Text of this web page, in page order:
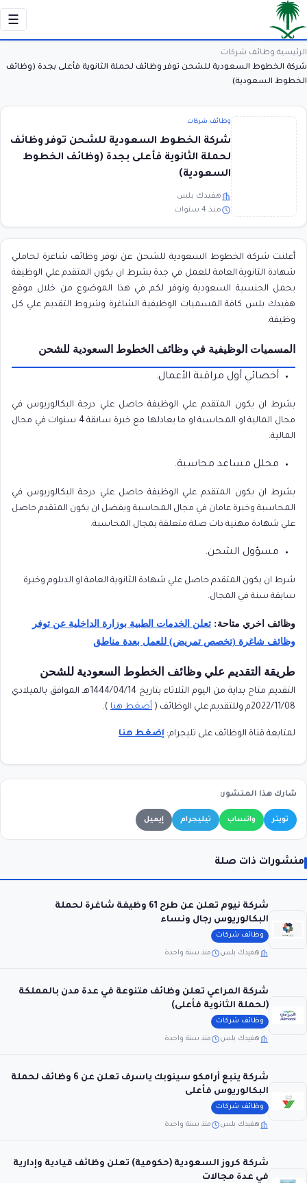
☰
الرئيسية وظائف شركات
شركة الخطوط السعودية للشحن توفر وظائف لحملة الثانوية فأعلى بجدة (وظائف
الخطوط السعودية)
وظائف شركات
شركة الخطوط السعودية للشحن توفر وظائف
لحملة الثانوية فأعلى بجدة (وظائف الخطوط
السعودية)
هفيدك بلس
منذ 4 سنوات
أعلنت شركة الخطوط السعودية للشحن عن توفر وظائف شاغرة لحاملي
شهادة الثانوية العامة للعمل في جدة بشرط ان يكون المتقدم علي الوظيفة
يحمل الجنسية السعودية ونوفر لكم في هذا الموضوع من خلال موقع
هفيدك بلس كافة المسميات الوظيفية الشاغرة وشروط التقديم علي كل
وظيفة.
المسميات الوظيفية في وظائف الخطوط السعودية للشحن
أخصائي أول مراقبة الأعمال.
بشرط ان يكون المتقدم علي الوظيفة حاصل علي درجة البكالوريوس في
مجال المالية او المحاسبة او ما يعادلها مع خبرة سابقة 4 سنوات في مجال
المالية.
محلل مساعد محاسبة.
بشرط ان يكون المتقدم علي الوظيفة حاصل علي درجة البكالوريوس في
المحاسبة وخبرة عامان في مجال المحاسبة ويفضل ان يكون المتقدم حاصل
علي شهادة مهنية ذات صلة متعلقة بمجال المحاسبة.
مسؤول الشحن.
شرط ان يكون المتقدم حاصل علي شهادة الثانوية العامة او الدبلوم وخبرة
سابقة سنة في المجال.
وظائف اخري متاحة: تعلن الخدمات الطبية بوزارة الداخلية عن توفر
وظائف شاغرة (تخصص تمريض) للعمل بعدة مناطق
طريقة التقديم علي وظائف الخطوط السعودية للشحن
التقديم متاح بداية من اليوم الثلاثاء بتاريخ 1444/04/14هـ الموافق بالميلادي
2022/11/08م وللتقديم علي الوظائف (
أضغط هنا ).
لمتابعة قناة الوظائف على تليجرام: إضغط هنا
شارك هذا المنشور:
تويتر واتساب تيليجرام إيميل
منشورات ذات صلة
شركة نيوم تعلن عن طرح 61 وظيفة شاغرة لحملة
البكالوريوس رجال ونساء
وظائف شركات
هفيدك بلس منذ سنة واحدة
شركة المراعي تعلن وظائف متنوعة في عدة مدن بالمملكة
(لحملة الثانوية فأعلى)
وظائف شركات
هفيدك بلس منذ سنة واحدة
شركة ينبع أرامكو سينوبك ياسرف تعلن عن 6 وظائف لحملة
البكالوريوس فأعلى
وظائف شركات
هفيدك بلس منذ سنة واحدة
شركة كروز السعودية (حكومية) تعلن وظائف قيادية وإدارية
في عدة مجالات